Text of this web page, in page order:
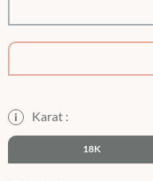
i Karat :
18K